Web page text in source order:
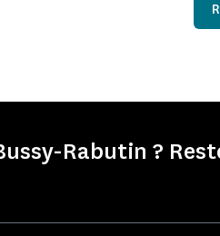
Rabutin ?